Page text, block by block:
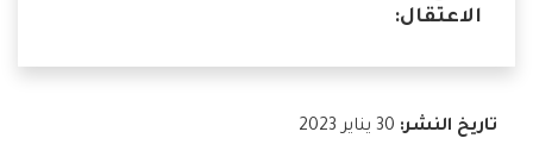
الاعتقال:
تاريخ النشر: